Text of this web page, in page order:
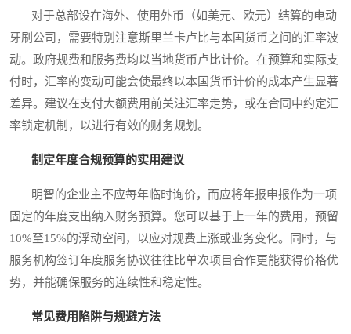
对于总部设在海外、使用外币（如美元、欧元）结算的电动
牙刷公司，需要特别注意斯里兰卡卢比与本国货币之间的汇率波
动。政府规费和服务费均以当地货币卢比计价。在预算和实际支
付时，汇率的变动可能会使最终以本国货币计价的成本产生显著
差异。建议在支付大额费用前关注汇率走势，或在合同中约定汇
率锁定机制，以进行有效的财务规划。
制定年度合规预算的实用建议
明智的企业主不应每年临时询价，而应将年报申报作为一项
固定的年度支出纳入财务预算。您可以基于上一年的费用，预留
10%至15%的浮动空间，以应对规费上涨或业务变化。同时，与
服务机构签订年度服务协议往往比单次项目合作更能获得价格优
势，并能确保服务的连续性和稳定性。
常见费用陷阱与规避方法